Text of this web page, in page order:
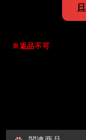
※返品不可